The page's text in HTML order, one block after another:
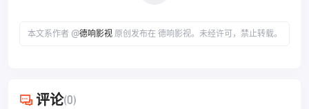
本文系作者 @德响影视原创发布在 德响影视。未经许可，禁止转载。
评论(0)